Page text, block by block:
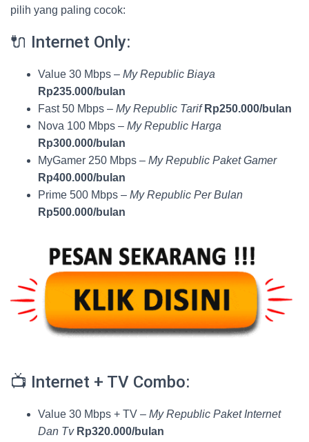
pilih yang paling cocok:
🔌 Internet Only:
Value 30 Mbps – My Republic Biaya
Rp235.000/bulan
Fast 50 Mbps – My Republic Tarif Rp250.000/bulan
Nova 100 Mbps – My Republic Harga
Rp300.000/bulan
MyGamer 250 Mbps – My Republic Paket Gamer
Rp400.000/bulan
Prime 500 Mbps – My Republic Per Bulan
Rp500.000/bulan
📺 Internet + TV Combo:
Value 30 Mbps + TV – My Republic Paket Internet
Dan Tv Rp320.000/bulan